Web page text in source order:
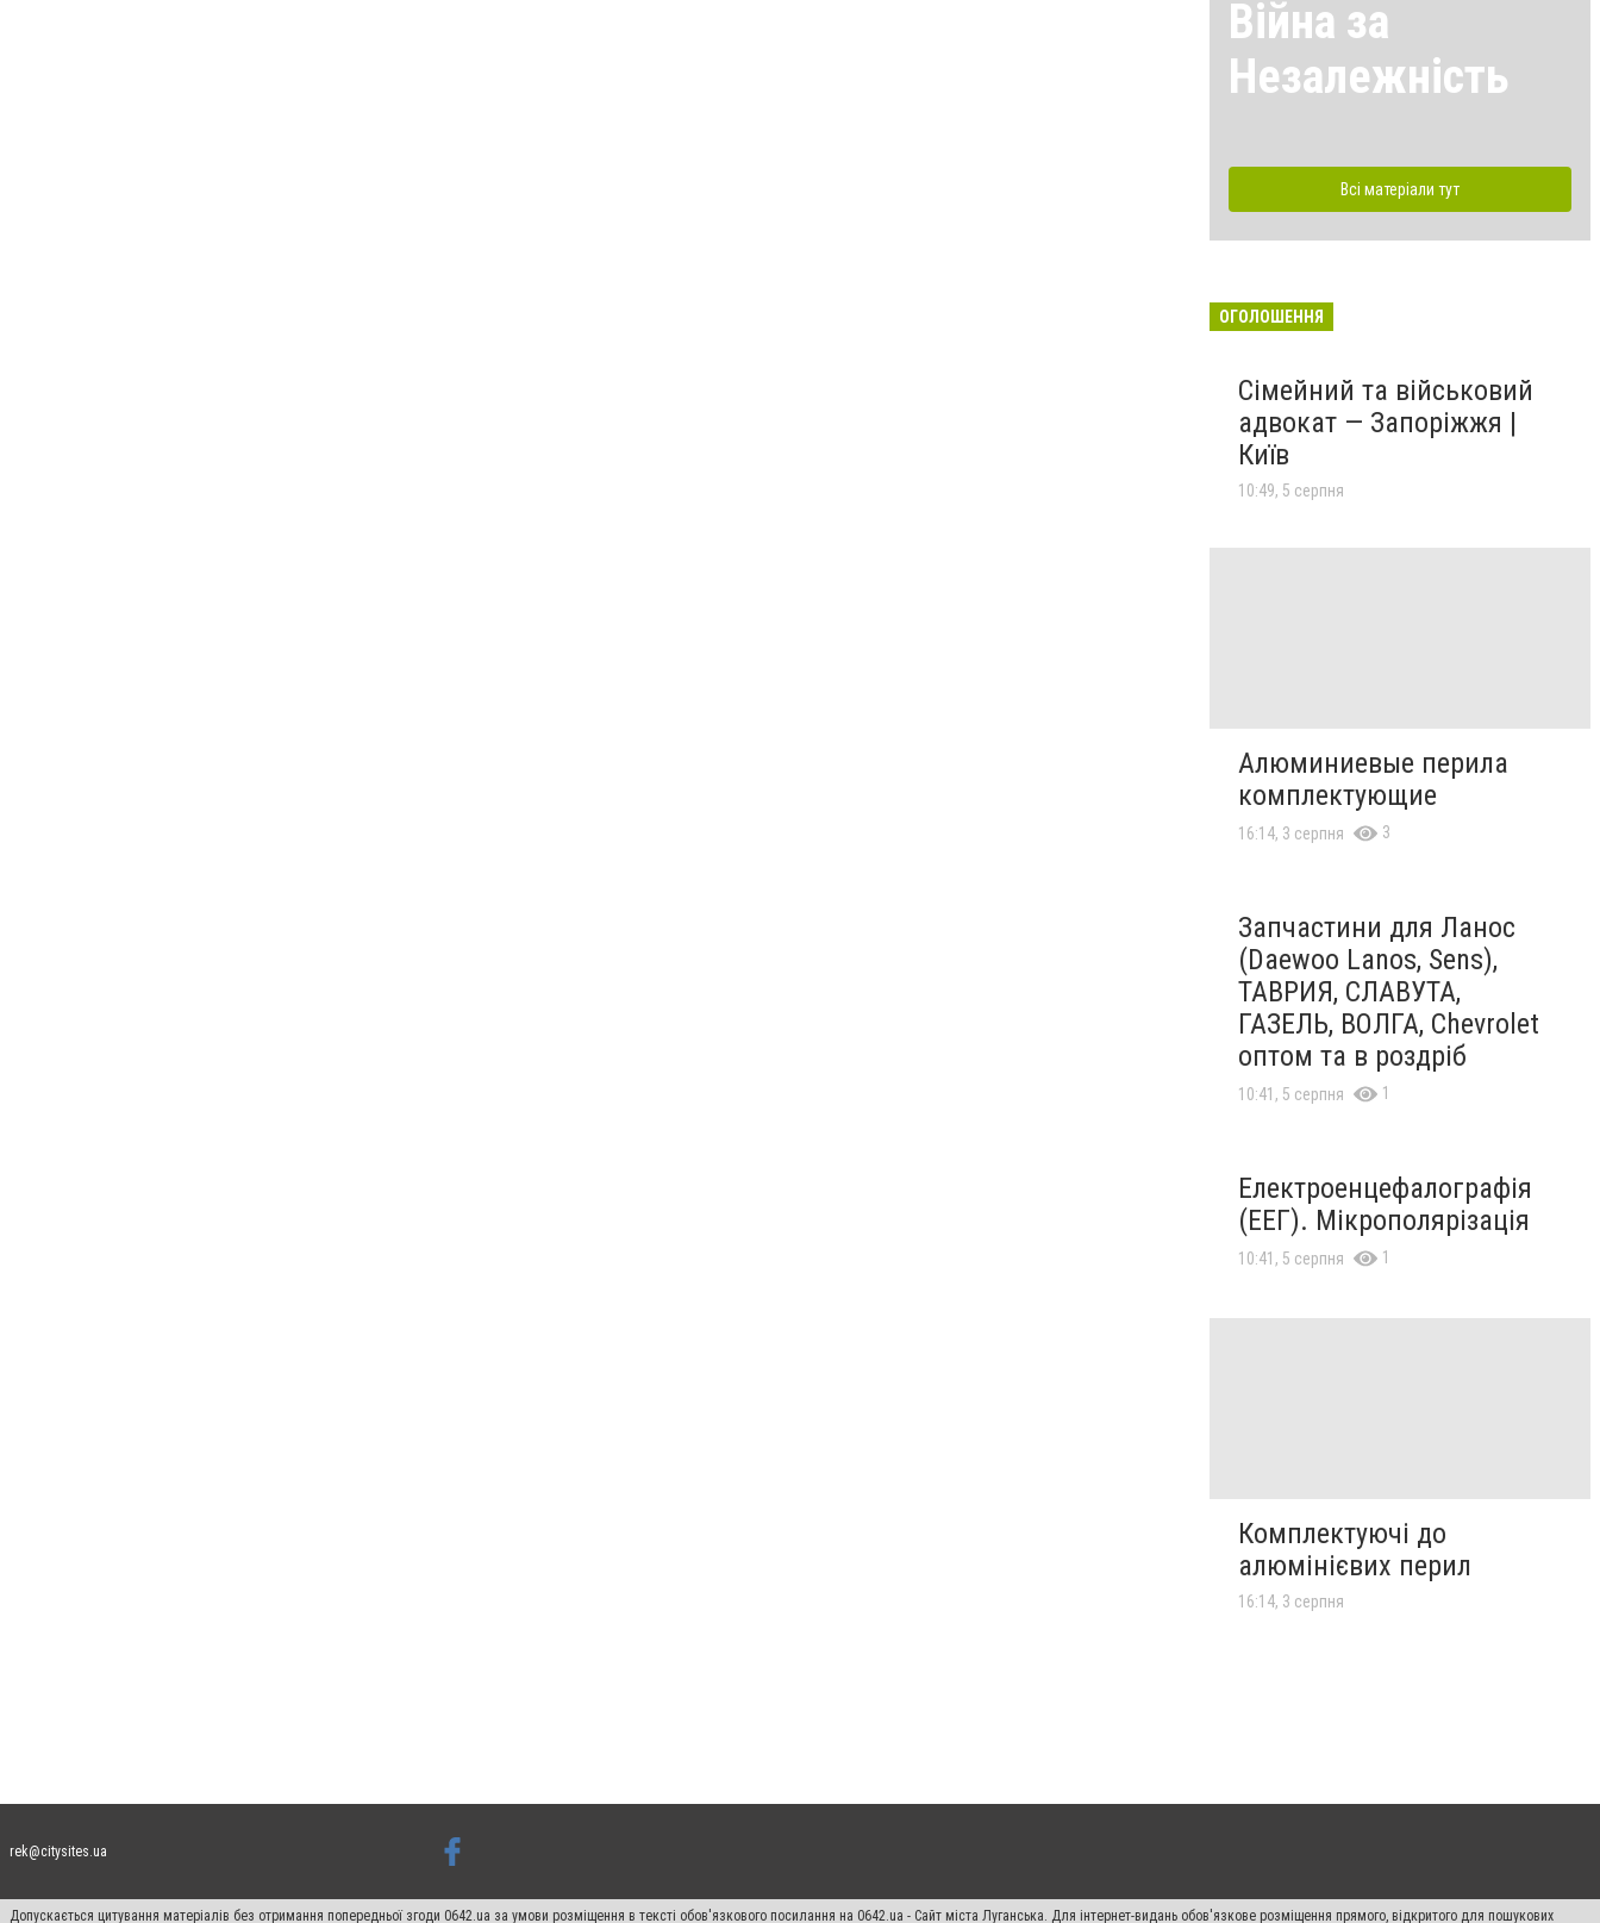
Війна за
Незалежність
Всі матеріали тут
ОГОЛОШЕННЯ
Сімейний та військовий
адвокат — Запоріжжя |
Київ
10:49, 5 серпня
Алюминиевые перила
комплектующие
16:14, 3 серпня 3
Запчастини для Ланос
(Daewoo Lanos, Sens),
ТАВРИЯ, СЛАВУТА,
ГАЗЕЛЬ, ВОЛГА, Chevrolet
оптом та в роздріб
10:41, 5 серпня 1
Електроенцефалографія
(ЕЕГ). Мікрополярізація
10:41, 5 серпня 1
Комплектуючі до
алюмінієвих перил
16:14, 3 серпня
rek@citysites.ua
Допускається цитування матеріалів без отримання попередньої згоди 0642.ua за умови розміщення в тексті обов'язкового посилання на 0642.ua - Сайт міста Луганська. Для інтернет-видань обов'язкове розміщення прямого, відкритого для пошукових